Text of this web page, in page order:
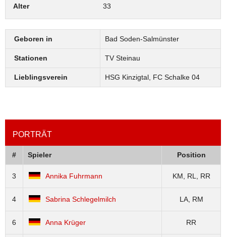
Alter 33
Geboren in Bad Soden-Salmünster
Stationen TV Steinau
Lieblingsverein HSG Kinzigtal, FC Schalke 04
PORTRÄT
# Spieler Position
3 Annika Fuhrmann KM, RL, RR
4 Sabrina Schlegelmilch LA, RM
6 Anna Krüger RR